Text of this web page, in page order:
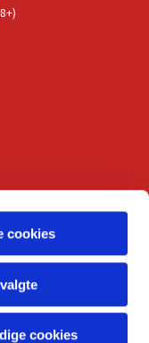
cookies
cookies